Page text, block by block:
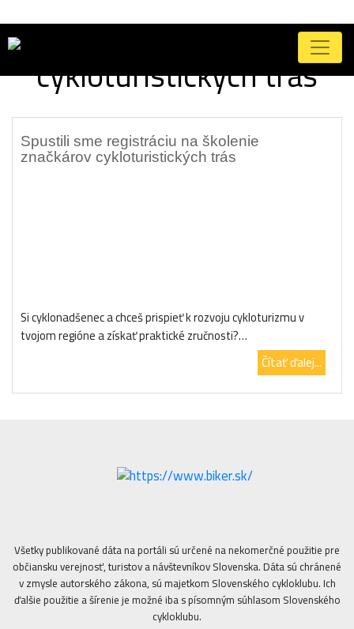
Značka:preukaz značkára
cykloturistických trás
Spustili sme registráciu na školenie
značkárov cykloturistických trás
Si cyklonadšenec a chceš prispieť k rozvoju cykloturizmu v
tvojom regióne a získať praktické zručnosti?…
Čítať ďalej...
Všetky publikované dáta na portáli sú určené na nekomerčné použitie pre
občiansku verejnosť, turistov a návštevníkov Slovenska. Dáta sú chránené
v zmysle autorského zákona, sú majetkom Slovenského cykloklubu. Ich
ďalšie použitie a šírenie je možné iba s písomným súhlasom Slovenského
cykloklubu.